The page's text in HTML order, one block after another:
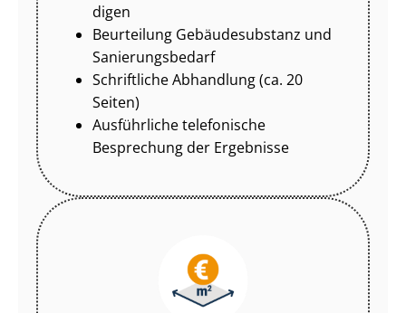
di­gen
Beurteilung Gebäudesubstanz und
Sa­nie­rungs­be­darf
Schriftliche Abhandlung (ca. 20
Seiten)
Ausführliche telefonische
Besprechung der Ergebnisse